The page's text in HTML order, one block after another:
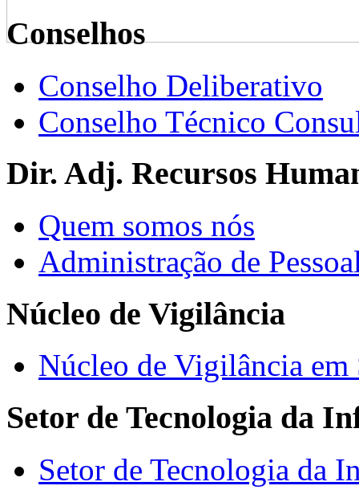
Conselhos
Conselho Deliberativo
Conselho Técnico
Dir. Adj. Recursos
Quem somos nós
Administração de
Núcleo de Vigilância
Núcleo de Vigilância em
Setor de Tecnologia da
Setor de Tecnologia da